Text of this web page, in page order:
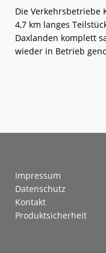
Die Verkehrsbetriebe
4,7 km langes
Daxlanden komplett
wieder in Betrieb
Impressum
Datenschutz
Kontakt
Produktsicherheit